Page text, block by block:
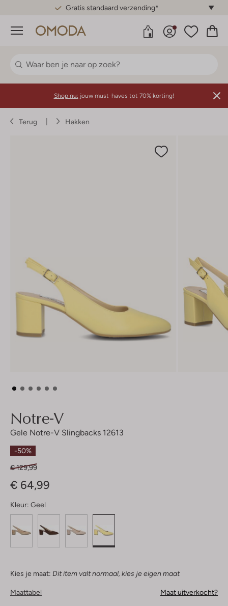
Gratis standaard verzending*
Menu
Shop nu: jouw must-haves tot 70% korting!
Terug Hakken
Notre-V
Gele Notre-V Slingbacks 12613
-50%
€ 129,99
€ 64,99
Kleur: Geel
Kies je maat: Dit item valt normaal, kies je eigen maat
Maattabel Maat uitverkocht?